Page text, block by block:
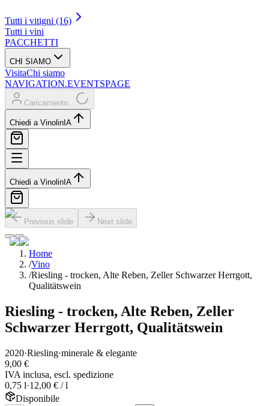
Tutti i vitigni (16)
Tutti i vini
PACCHETTI
CHI SIAMO
VisitaChi siamo
NAVIGATION.EVENTSPAGE
Caricamento...
Chiedi a Vinolin IA
Chiedi a Vinolin IA
Previous slide Next slide
Home
/Vino
/Riesling - trocken, Alte Reben, Zeller Schwarzer Herrgott,
Qualitätswein
Riesling - trocken, Alte Reben, Zeller
Schwarzer Herrgott, Qualitätswein
2020·Riesling·minerale & elegante
9,00 €
IVA inclusa, escl. spedizione
0,75 l·12,00 € / l
Disponibile